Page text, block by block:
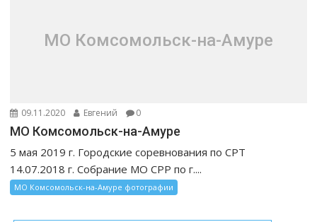
МО Комсомольск-на-Амуре
09.11.2020 Евгений 0
МО Комсомольск-на-Амуре
5 мая 2019 г. Городские соревнования по СРТ
14.07.2018 г. Собрание МО СРР по г....
МО Комсомольск-на-Амуре фотографии